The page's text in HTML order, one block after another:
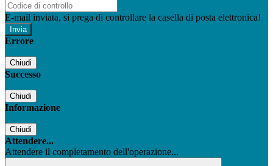
E-mail inviata, si prega di controllare la casella di posta elettronica!
Errore
Chiudi
Successo
Chiudi
Informazione
Chiudi
Attendere...
Attendere il completamento dell'operazione...